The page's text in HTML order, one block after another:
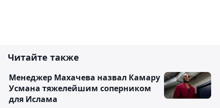
Читайте также
Менеджер Махачева назвал Камару
Усмана тяжелейшим соперником
для Ислама